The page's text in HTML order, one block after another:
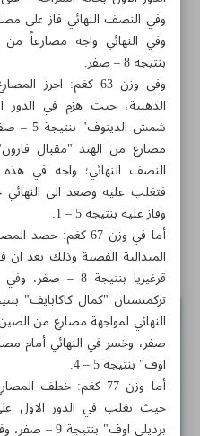
مواضيع هذه الصفحة
ايران تتوج بلقب بطولة
11 بلداً يشاركون في بطولة أندية آسيا بالكرة الطائرة
حملة يهودية ضد نائب
3 أمور سبب موفقية ونجاح أي أنسان
اخبار قصيرة
وفي النهائي واجه مصارعاً
بنتيجة 8 – صفر.
وفي وزن 63 كغم: احرز
الذهبية، حيث هزم في الدور
شمش
النصف النهائي؛ واجه في
فتغلب عليه وصعد الى
وفاز عليه بنتيجة 5 – 1.
أما في وزن 67 كغم:
الميدالية الفضية وذلك بعد
قرغيزيا بنتيجة
صفر، وخسر في النهائي أمام
اوف" بنتيجة 5 – 4.
أما وزن 77 كغم: خطف
حيث تغلب في الدور الاول
برديلي اوف"